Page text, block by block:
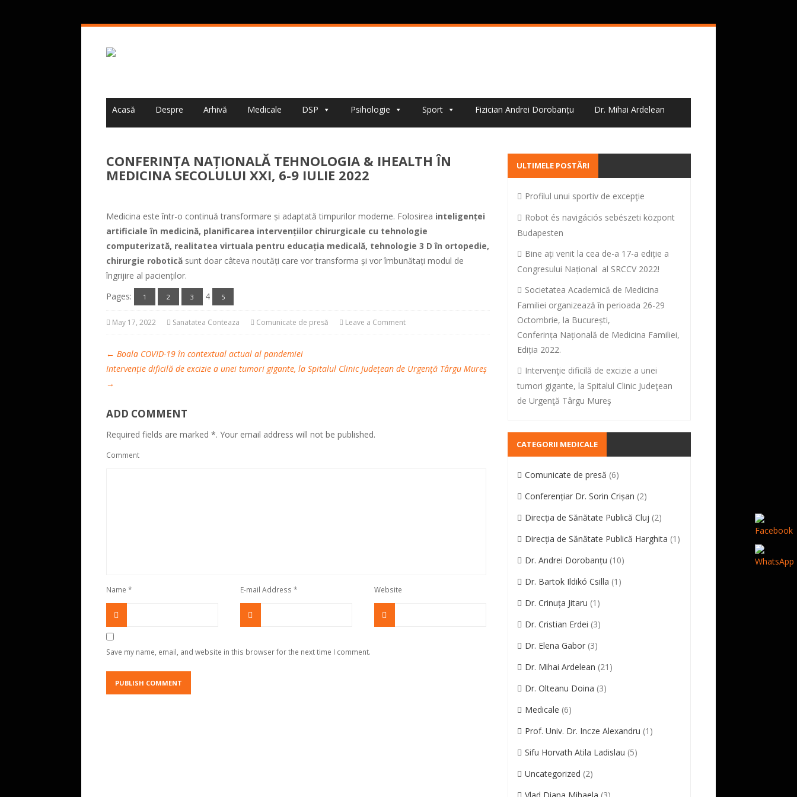
Acasă Despre Arhivă Medicale DSP Psihologie Sport Fizician Andrei Dorobanțu Dr. Mihai Ardelean
CONFERINȚA NAȚIONALĂ TEHNOLOGIA & IHEALTH ÎN
MEDICINA SECOLULUI XXI, 6-9 IULIE 2022
Medicina este într-o continuă transformare și adaptată timpurilor moderne. Folosirea inteligenței
artificiale în medicină, planificarea intervențiilor chirurgicale cu tehnologie
computerizată, realitatea virtuala pentru educația medicală, tehnologie 3 D în ortopedie,
chirurgie robotică sunt doar câteva noutăți care vor transforma și vor îmbunătați modul de
îngrijire al pacienților.
Pages:
1 2 3 4 5
May 17, 2022 Sanatatea Conteaza Comunicate de presă Leave a Comment
← Boala COVID-19 în contextual actual al pandemiei
Intervenţie dificilă de excizie a unei tumori gigante, la Spitalul Clinic Judeţean de Urgenţă Târgu Mureş
→
ADD COMMENT
Required fields are marked *. Your email address will not be published.
Comment
Name * E-mail Address * Website
Save my name, email, and website in this browser for the next time I comment.
ULTIMELE POSTĂRI
Profilul unui sportiv de excepţie
Robot és navigációs sebészeti központ
Budapesten
Bine ați venit la cea de-a 17-a ediție a
Congresului Național al SRCCV 2022!
Societatea Academică de Medicina
Familiei organizează în perioada 26-29
Octombrie, la București,
Conferința Națională de Medicina Familiei,
Ediția 2022.
Intervenţie dificilă de excizie a unei
tumori gigante, la Spitalul Clinic Judeţean
de Urgenţă Târgu Mureş
CATEGORII MEDICALE
Comunicate de presă (6)
Conferențiar Dr. Sorin Crișan (2)
Direcția de Sănătate Publică Cluj (2)
Direcția de Sănătate Publică Harghita (1)
Dr. Andrei Dorobanțu (10)
Dr. Bartok Ildikó Csilla (1)
Dr. Crinuța Jitaru (1)
Dr. Cristian Erdei (3)
Dr. Elena Gabor (3)
Dr. Mihai Ardelean (21)
Dr. Olteanu Doina (3)
Medicale (6)
Prof. Univ. Dr. Incze Alexandru (1)
Sifu Horvath Atila Ladislau (5)
Uncategorized (2)